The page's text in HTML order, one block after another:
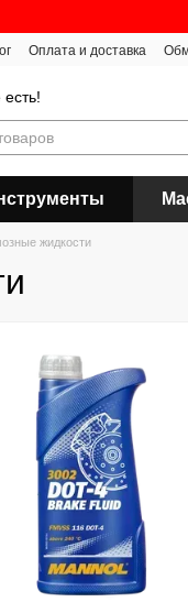
Оплата и доставка
жидкости